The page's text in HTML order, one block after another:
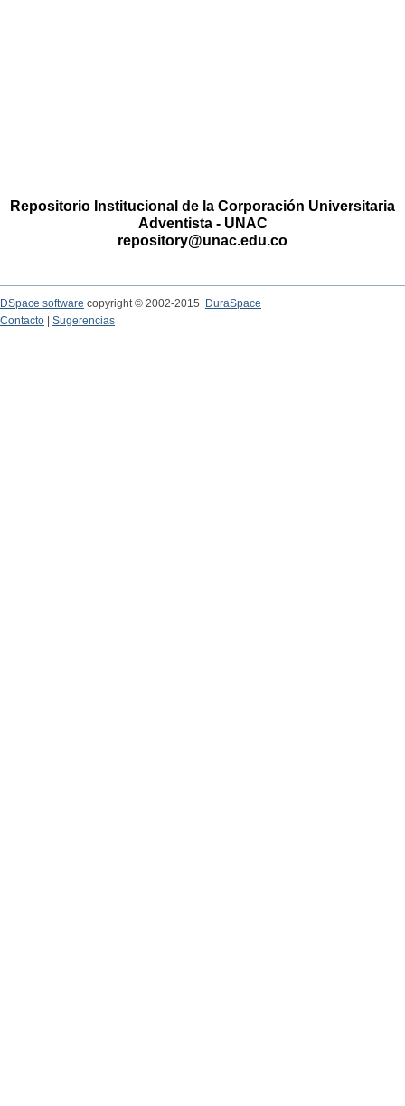
Repositorio Institucional de la Corporación Universitaria
Adventista - UNAC
repository@unac.edu.co
DSpace software copyright © 2002-2015
DuraSpace
Contacto
Sugerencias